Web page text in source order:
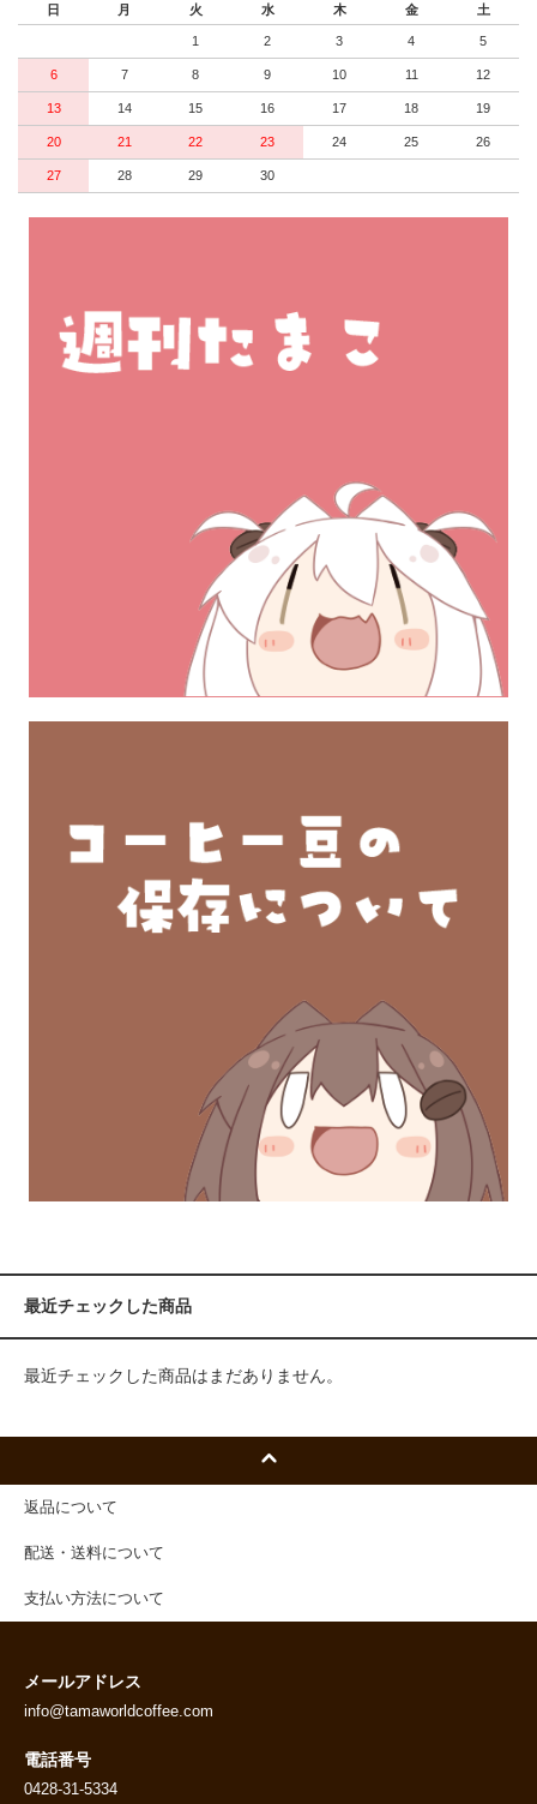
日 月 火 水 木 金 土
1 2 3 4 5
6 7 8 9 10 11 12
13 14 15 16 17 18 19
20 21 22 23 24 25 26
27 28 29 30
最近チェックした商品
最近チェックした商品はまだありません。
返品について
配送・送料について
支払い方法について
メールアドレス
info@tamaworldcoffee.com
電話番号
0428-31-5334